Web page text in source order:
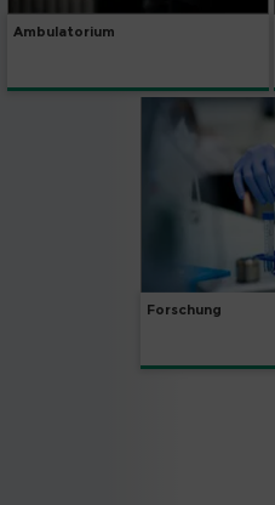
Ambulatorium
Forschung